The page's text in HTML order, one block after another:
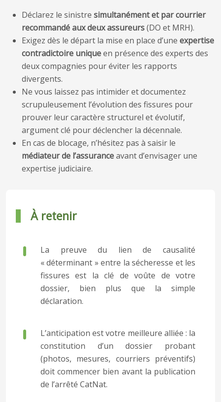
Déclarez le sinistre simultanément et par courrier
recommandé aux deux assureurs(DO et MRH).
Exigez dès le départ la mise en place d’une expertise
contradictoire uniqueen présence des experts des
deux compagnies pour éviter les rapports
divergents.
Ne vous laissez pas intimider et documentez
scrupuleusement l’évolution des fissures pour
prouver leur caractère structurel et évolutif,
argument clé pour déclencher la décennale.
En cas de blocage, n’hésitez pas à saisir le
médiateur de l’assuranceavant d’envisager une
expertise judiciaire.
À retenir
La preuve du lien de causalité
« déterminant » entre la sécheresse et les
fissures est la clé de voûte de votre
dossier, bien plus que la simple
déclaration.
L’anticipation est votre meilleure alliée : la
constitution d’un dossier probant
(photos, mesures, courriers préventifs)
doit commencer bien avant la publication
de l’arrêté CatNat.